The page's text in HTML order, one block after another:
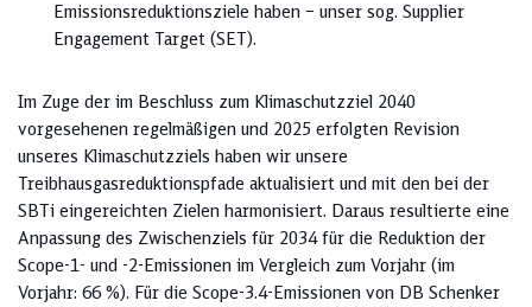
Emissionsreduktionsziele haben – unser sog. Supplier
Engagement Target (SET).
Im Zuge der im Beschluss zum Klimaschutzziel 2040
vorgesehenen regelmäßigen und 2025 erfolgten Revision
unseres Klimaschutzziels haben wir unsere
Treibhausgasreduktionspfade aktualisiert und mit den bei der
SBTi eingereichten Zielen harmonisiert. Daraus resultierte eine
Anpassung des Zwischenziels für 2034 für die Reduktion der
Scope-1- und -2-Emissionen im Vergleich zum Vorjahr (im
Vorjahr: 66 %). Für die Scope-3.4-Emissionen von DB Schenker